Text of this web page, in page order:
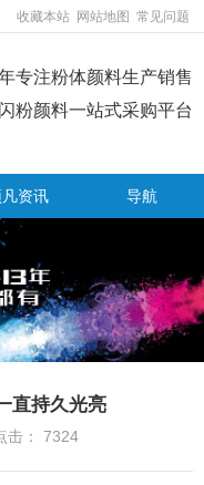
收藏本站 网站地图 常见问题
专注粉体颜料生产销售
粉颜料一站式采购平台
资讯 导航
直持久光亮
击： 7324